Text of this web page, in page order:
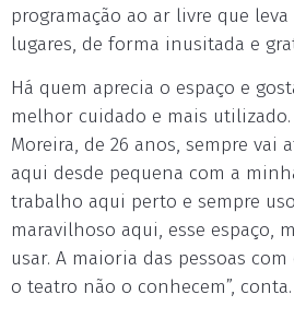
programação ao ar livre que
lugares, de forma inusitada e
Há quem aprecia o espaço e
melhor cuidado e mais utilizado.
Moreira, de 26 anos, sempre vai
aqui desde pequena com a
trabalho aqui perto e sempre
maravilhoso aqui, esse espaço,
usar. A maioria das pessoas
o teatro não o conhecem”, conta.